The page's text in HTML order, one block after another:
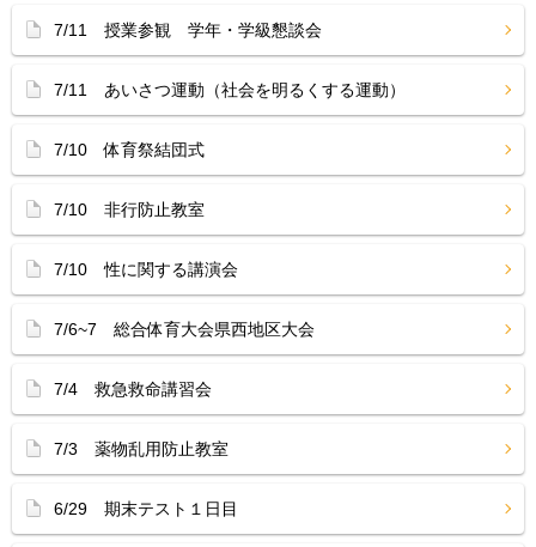
7/11 授業参観 学年・学級懇談会
7/11 あいさつ運動（社会を明るくする運動）
7/10 体育祭結団式
7/10 非行防止教室
7/10 性に関する講演会
7/6~7 総合体育大会県西地区大会
7/4 救急救命講習会
7/3 薬物乱用防止教室
6/29 期末テスト１日目